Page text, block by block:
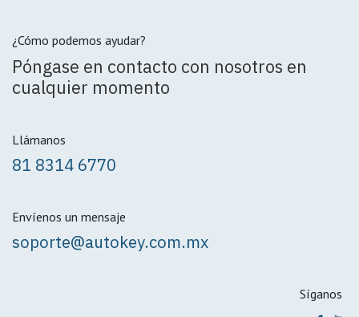
¿Cómo podemos ayudar?
Póngase en contacto con nosotros en
cualquier momento
Llámanos
81 8314 6770
Envíenos un mensaje
soporte@autokey.com.mx
Síganos